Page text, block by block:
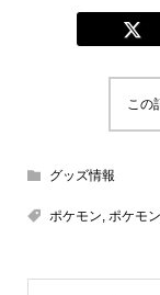
この
グッズ情報
ポケモン, ポケモ